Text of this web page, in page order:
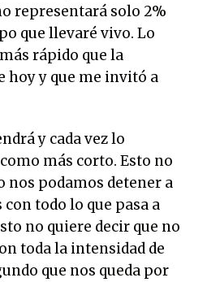
representará solo 2%
que llevaré vivo. Lo
rápido que la
hoy y que me invitó a
y cada vez lo
más corto. Esto no
nos podamos detener a
todo lo que pasa a
no quiere decir que no
toda la intensidad de
que nos queda por